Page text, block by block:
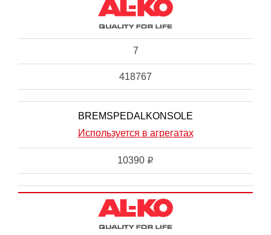
7
418767
BREMSPEDALKONSOLE
Используется в агрегатах
10390 i